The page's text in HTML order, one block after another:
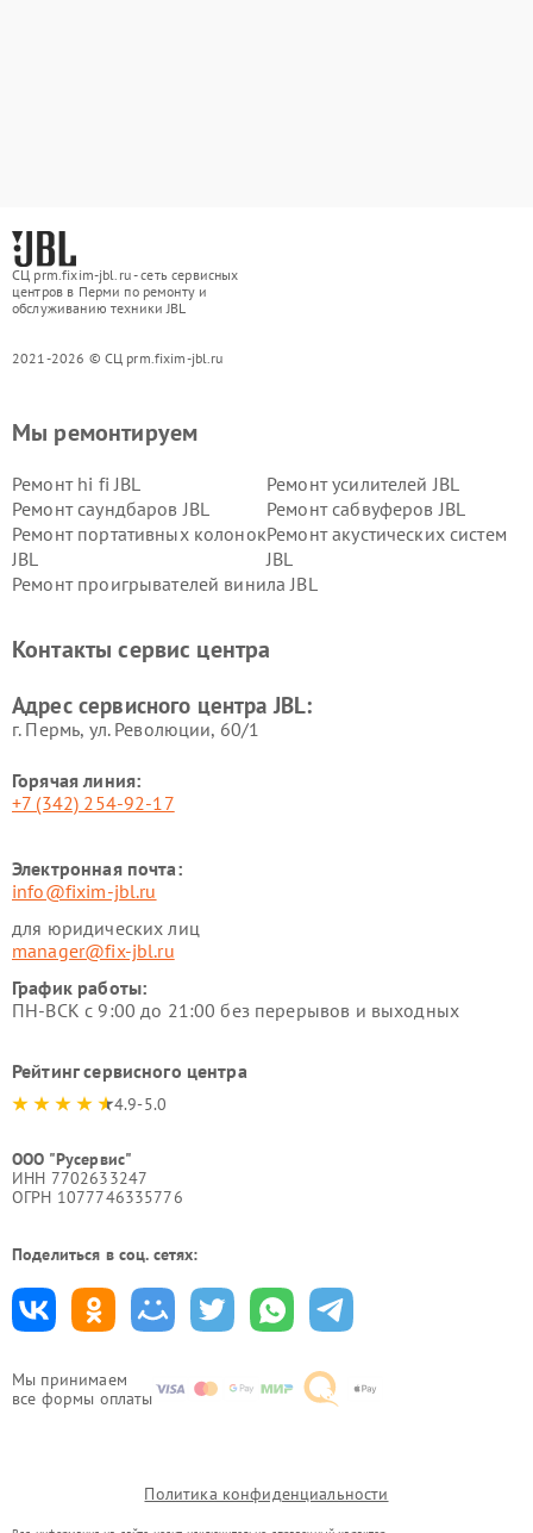
СЦ prm.fixim-jbl.ru - сеть сервисных
центров в Перми по ремонту и
обслуживанию техники JBL
2021-2026 © СЦ prm.fixim-jbl.ru
Мы принимаем
все формы оплаты
Мы ремонтируем
Ремонт hi fi JBL
Ремонт усилителей JBL
Ремонт саундбаров JBL
Ремонт сабвуферов JBL
Ремонт портативных колонок
JBL
Ремонт акустических систем
JBL
Ремонт проигрывателей винила JBL
Контакты сервис центра
Адрес сервисного центра JBL:
г. Пермь, ул. ​Революции, 60/1
Горячая линия:
+7 (342) 254-92-17
Электронная почта:
info@fixim-jbl.ru
для юридических лиц
manager@fix-jbl.ru
График работы:
ПН-ВСК с 9:00 до 21:00 без перерывов и выходных
Рейтинг сервисного центра
4.9-5.0
ООО "Русервис"
ИНН 7702633247
ОГРН 1077746335776
Поделиться в соц. сетях:
Политика конфиденциальности